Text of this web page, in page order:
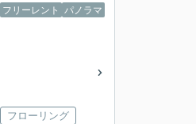
フリーレント パノラマ
フローリング